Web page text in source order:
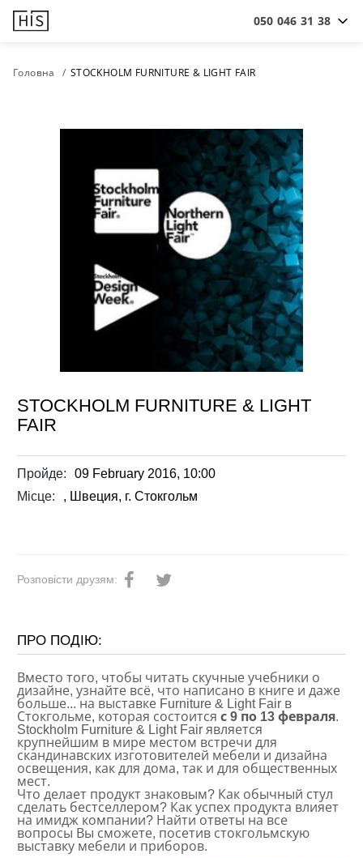
050 046 31 38
Головна STOCKHOLM FURNITURE & LIGHT FAIR
STOCKHOLM FURNITURE & LIGHT
FAIR
Пройде:
09 February 2016, 10:00
Місце:
, Швеция, г. Стокгольм
Розповісти друзям:
ПРО ПОДІЮ:
Вместо того, чтобы читать скучные учебники о
дизайне, узнайте всё, что написано в книге и даже
больше... на выставке Furniture & Light Fair в
Стокгольме, которая состоится с 9 по 13 февраля.
Stockholm Furniture & Light Fair является
крупнейшим в мире местом встречи для
скандинавских изготовителей мебели и дизайна
освещения, как для дома, так и для общественных
мест.
Что делает продукт знаковым? Как обычный стул
сделать бестселлером? Как успех продукта влияет
на имидж компании? Найти ответы на все
вопросы Вы сможете, посетив стокгольмскую
выставку мебели и приборов.